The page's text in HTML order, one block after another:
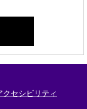
クセシビリティ